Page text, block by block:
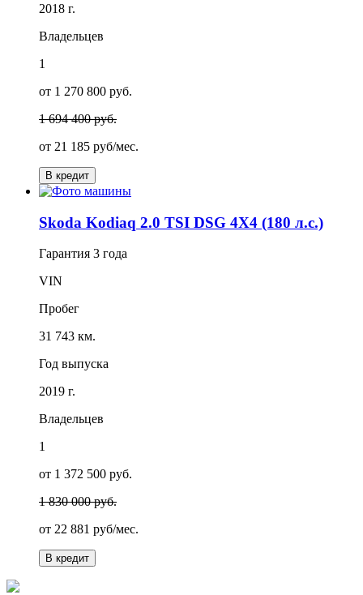
2018 г.
Владельцев
1
от 1 270 800 руб.
1 694 400 руб.
от 21 185 руб/мес.
В кредит
Skoda Kodiaq 2.0 TSI DSG 4X4 (180 л.с.)
Гарантия 3 года
VIN
Пробег
31 743 км.
Год выпуска
2019 г.
Владельцев
1
от 1 372 500 руб.
1 830 000 руб.
от 22 881 руб/мес.
В кредит